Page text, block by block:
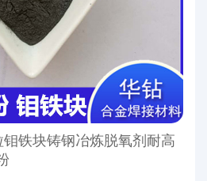
铁块铸钢冶炼脱氧剂耐高